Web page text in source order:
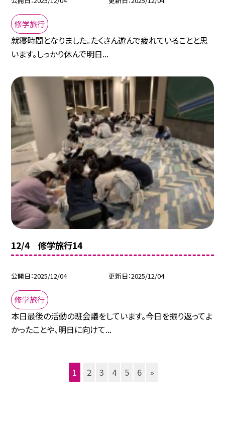
修学旅行
就寝時間となりました。たくさん遊んで疲れていることと思
います。しっかり休んで明日...
12/4 修学旅行14
公開日 2025/12/04 更新日 2025/12/04
修学旅行
本日最後の活動の班会議をしています。今日を振り返ってよ
かったことや、明日に向けて...
1 2 3 4 5 6 »